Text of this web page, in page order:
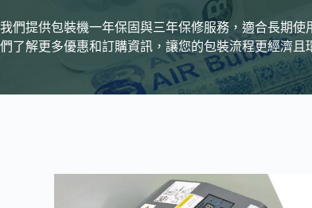
我們提供包裝機一年保固與三年保修服務，適合長期
們了解更多優惠和訂購資訊，讓您的包裝流程更經濟且